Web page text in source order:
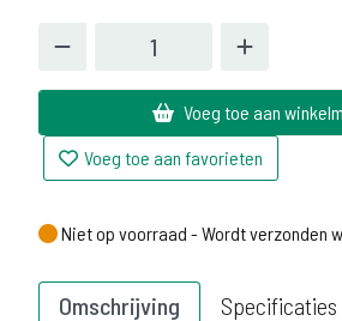
Voeg toe aan
Voeg toe aan favorieten
Niet op voorraad - Wordt verzonden
Niet op voorraad - Wordt verzonden
Omschrijving Specificaties